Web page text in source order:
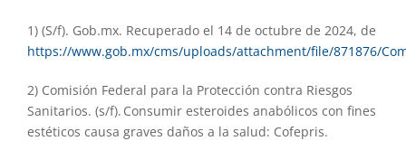
1) (S/f). Gob.mx. Recuperado el 14 de octubre de 2024, de
https://www.gob.mx/cms/uploads/attachment/file/871876/
2) Comisión Federal para la Protección contra Riesgos
Sanitarios. (s/f). Consumir esteroides anabólicos con fines
estéticos causa graves daños a la salud: Cofepris.